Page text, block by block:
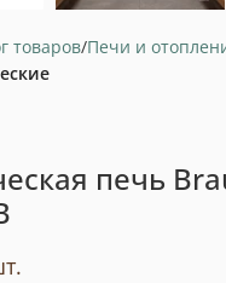
товаров Печи и
печь